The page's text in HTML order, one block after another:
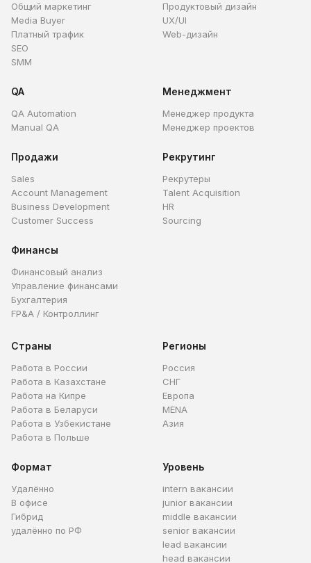
Общий маркетинг
Media Buyer
Платный трафик
SEO
SMM
Продуктовый дизайн
UX/UI
Web-дизайн
QA
QA Automation
Manual QA
Менеджмент
Менеджер продукта
Менеджер проектов
Продажи
Sales
Account Management
Business Development
Customer Success
Рекрутинг
Рекрутеры
Talent Acquisition
HR
Sourcing
Финансы
Финансовый анализ
Управление финансами
Бухгалтерия
FP&A / Контроллинг
Страны
Работа в России
Работа в Казахстане
Работа на Кипре
Работа в Беларуси
Работа в Узбекистане
Работа в Польше
Регионы
Россия
СНГ
Европа
MENA
Азия
Формат
Удалённо
В офисе
Гибрид
удалённо по РФ
Уровень
intern вакансии
junior вакансии
middle вакансии
senior вакансии
lead вакансии
head вакансии